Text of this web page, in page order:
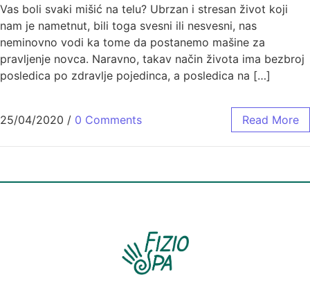
Vas boli svaki mišić na telu? Ubrzan i stresan život koji
nam je nametnut, bili toga svesni ili nesvesni, nas
neminovno vodi ka tome da postanemo mašine za
pravljenje novca. Naravno, takav način života ima bezbroj
posledica po zdravlje pojedinca, a posledica na […]
25/04/2020 / 0 Comments Read More